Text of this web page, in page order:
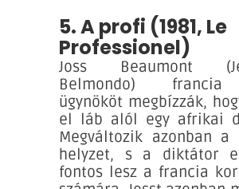
5. A profi (1981, Le
Professionel)
Joss Beaumont
Belmondo)
ügynököt megbízzák,
el láb alól egy afrikai
Megváltozik azonban
helyzet, s a diktátor
fontos lesz a francia